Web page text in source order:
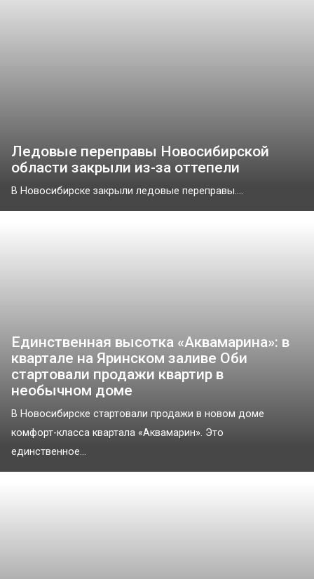
Ледовые переправы Новосибирской
области закрыли из-за оттепели
В Новосибирске закрыли ледовые переправы....
Единственная высотка «Аквамарина»: в
квартале на Яринском заливе Оби
стартовали продажи квартир в
необычном доме
В Новосибирске стартовали продажи в новом доме
комфорт-класса квартала «Аквамарин». Это
единственное...